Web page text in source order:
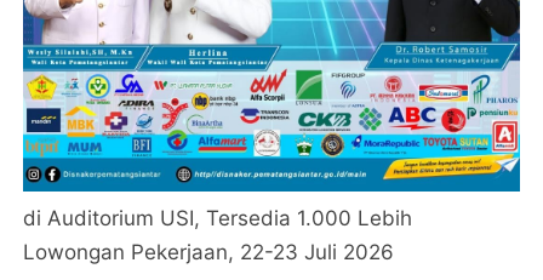
di Auditorium USI, Tersedia 1.000 Lebih
Lowongan Pekerjaan, 22-23 Juli 2026